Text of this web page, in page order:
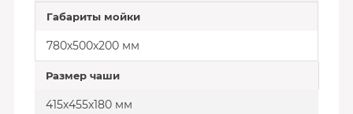
Габариты мойки
780х500х200 мм
Размер чаши
415х455х180 мм